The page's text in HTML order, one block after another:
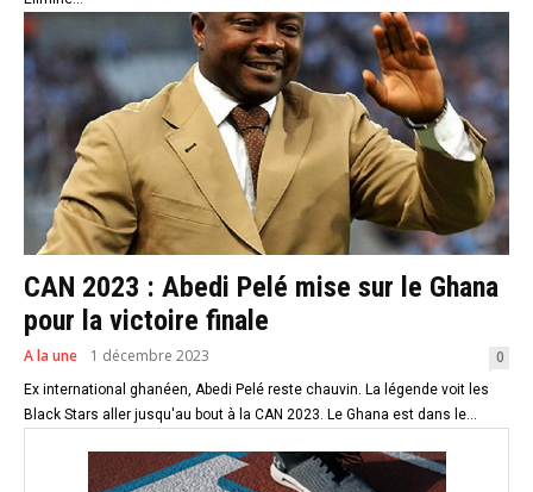
CAN 2023 : Abedi Pelé mise sur le Ghana
pour la victoire finale
A la une 1 décembre 2023 0
Ex international ghanéen, Abedi Pelé reste chauvin. La légende voit les
Black Stars aller jusqu'au bout à la CAN 2023. Le Ghana est dans le...